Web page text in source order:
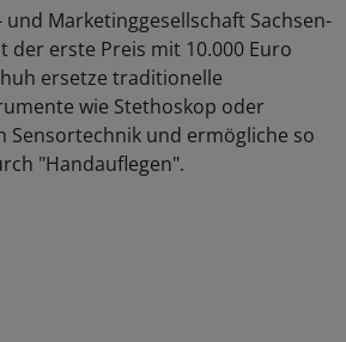
Marketinggesellschaft Sachsen-
erste Preis mit 10.000 Euro
ersetze traditionelle
wie Stethoskop oder
und ermögliche so
"Handauflegen".